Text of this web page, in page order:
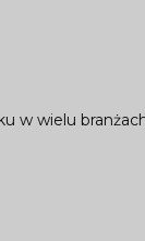
w wielu